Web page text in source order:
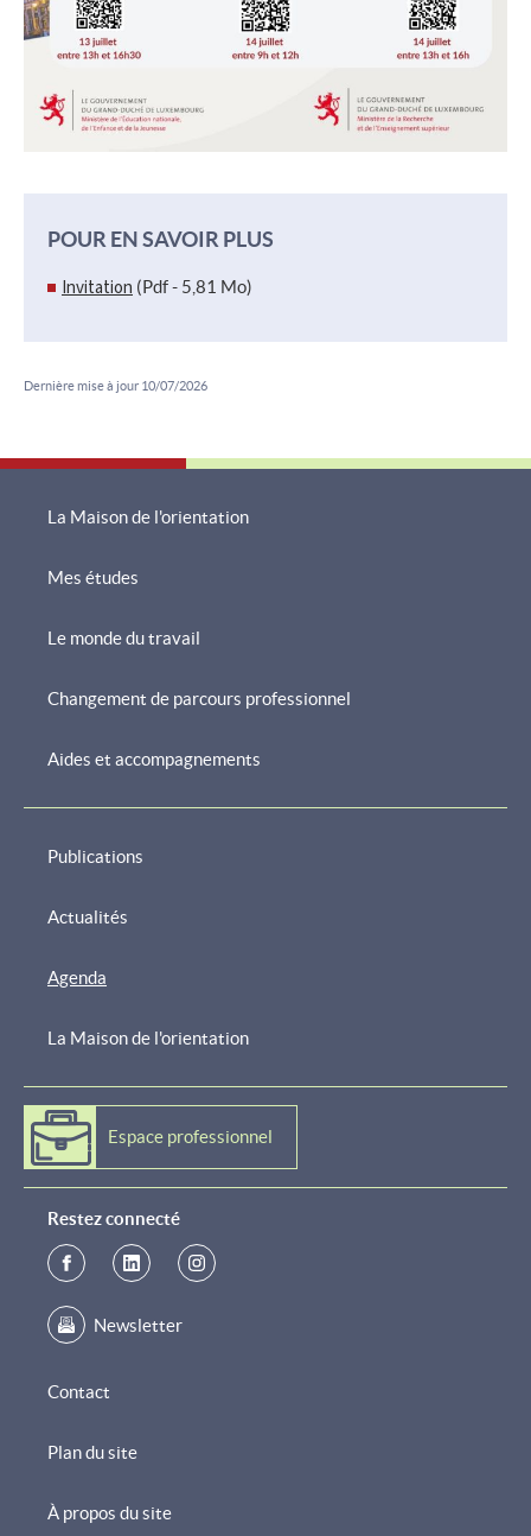
POUR EN SAVOIR PLUS
Invitation (Pdf - 5,81 Mo)
Dernière mise à jour 10/07/2026
de
navigation
La Maison de l'orientation
Mes études
Le monde du travail
Changement de parcours professionnel
Aides et accompagnements
Publications
Actualités
Agenda
La Maison de l'orientation
Espace professionnel
Restez connecté
Newsletter
Contact
Plan du site
À propos du site